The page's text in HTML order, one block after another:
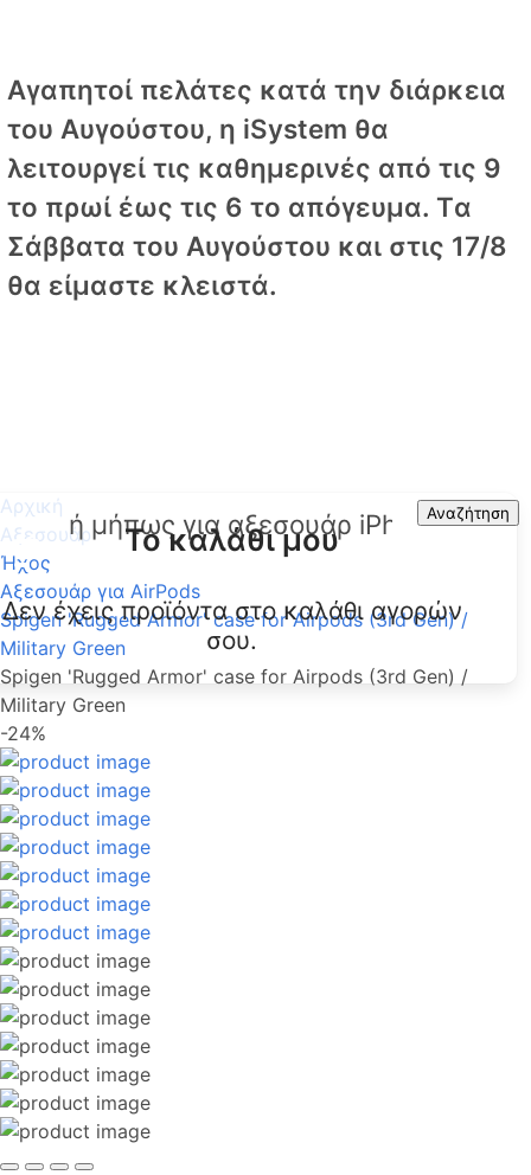
Αγαπητοί πελάτες κατά την διάρκεια
του Αυγούστου, η iSystem θα
λειτουργεί τις καθημερινές από τις 9
το πρωί έως τις 6 το απόγευμα. Tα
Σάββατα του Αυγούστου και στις 17/8
θα είμαστε κλειστά.
Αναζήτηση
Το καλάθι μου
Δεν έχεις προϊόντα στο καλάθι αγορών
σου.
Αρχική
Αξεσουάρ
Ήχος
Αξεσουάρ για AirPods
Spigen 'Rugged Armor' case for Airpods (3rd Gen) /
Military Green
Spigen 'Rugged Armor' case for Airpods (3rd Gen) /
Military Green
-24%